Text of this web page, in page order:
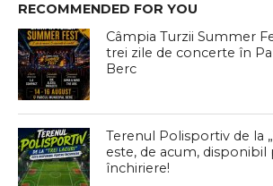
RECOMMENDED FOR YOU
Câmpia Turzii Summer
trei zile de concerte în
Berc
Terenul Polisportiv de la
este, de acum, disponibil
închiriere!